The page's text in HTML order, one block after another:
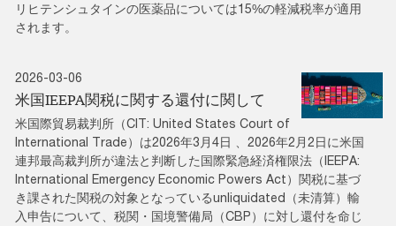
リヒテンシュタインの医薬品については15%の軽減税率が適用
されます。
2026-03-06
米国IEEPA関税に関する還付に関して
米国際貿易裁判所（CIT: United States Court of
International Trade）は2026年3月4日 、2026年2月2日に米国
連邦最高裁判所が違法と判断した国際緊急経済権限法（IEEPA:
International Emergency Economic Powers Act）関税に基づ
き課された関税の対象となっているunliquidated（未清算）輸
入申告について、税関・国境警備局（CBP）に対し還付を命じ